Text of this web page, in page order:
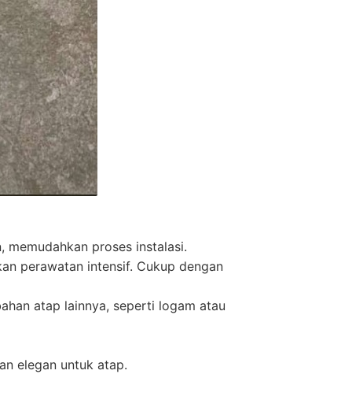
memudahkan proses instalasi.
perawatan intensif. Cukup dengan
atap lainnya, seperti logam atau
elegan untuk atap.